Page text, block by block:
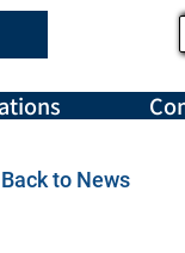
Back to News